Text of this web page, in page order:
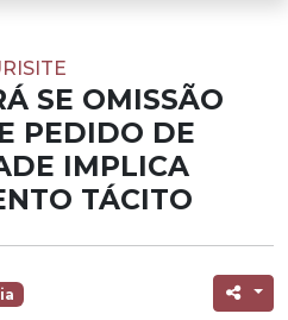
SE OMISSÃO
PEDIDO DE
IMPLICA
TÁCITO